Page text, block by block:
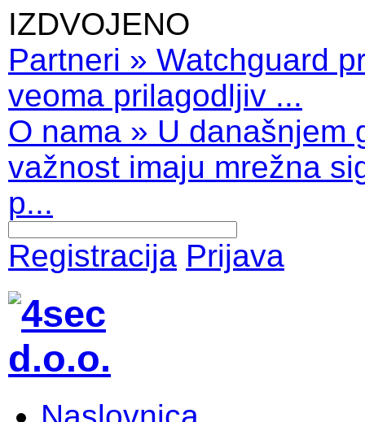
IZDVOJENO
Partneri » Watchguard
veoma prilagodljiv ...
O nama » U današnjem
važnost imaju mrežna
p...
Registracija Prijava